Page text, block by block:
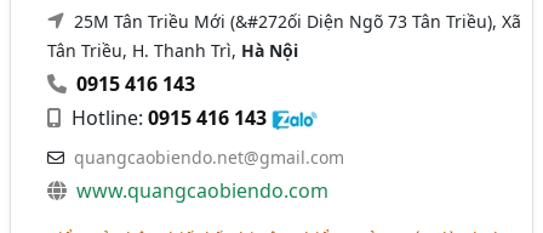
25M Tân Triều Mới (&#272ối Diện Ngõ 73 Tân Triều), Xã
Tân Triều, H. Thanh Trì, Hà Nội
0915 416 143
Hotline:0915 416 143
quangcaobiendo.net@gmail.com
www.quangcaobiendo.com